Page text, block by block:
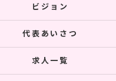
ビジョン
代表あいさつ
求人一覧